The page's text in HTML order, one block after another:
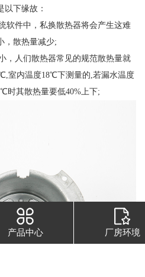
以下缘故：
软件中，私换散热器将会产生这难
，散热量减少;
，人们散热器常见的规范散热量就
室内温度18℃下测量的,若漏水温度
时其散热量要低40%上下;
产品中心 厂房环境